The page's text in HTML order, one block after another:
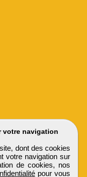
votre navigation
dont des cookies
votre navigation sur
de cookies, nos
pour vous